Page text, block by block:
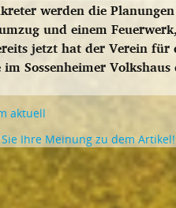
werden die
und einem
jetzt hat der Verein für
Sossenheimer
aktuell
Ihre Meinung zu dem Artikel!